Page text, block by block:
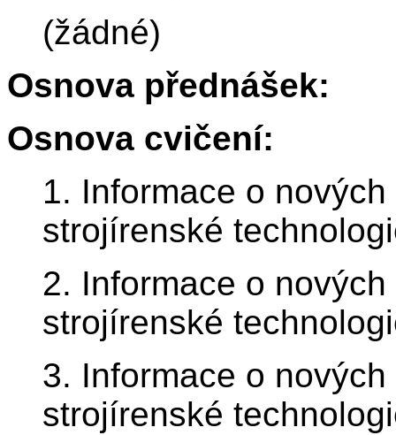
(žádné)
Osnova přednášek:
Osnova cvičení:
1. Informace o
strojírenské
2. Informace o
strojírenské
3. Informace o
strojírenské